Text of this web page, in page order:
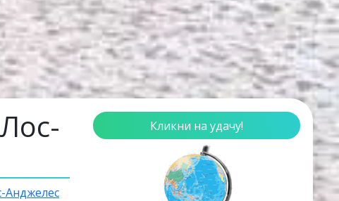
Анджелес
Кликни на удачу!